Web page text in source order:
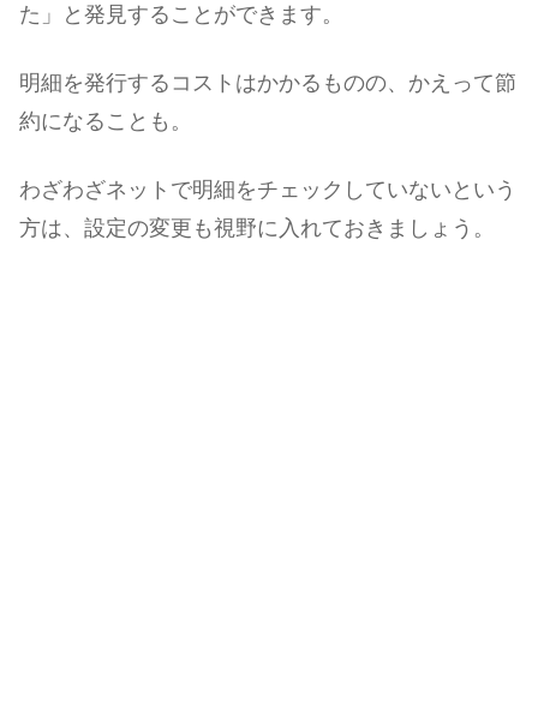
た」と発見することができます。
明細を発行するコストはかかるものの、かえって節
約になることも。
わざわざネットで明細をチェックしていないという
方は、設定の変更も視野に入れておきましょう。